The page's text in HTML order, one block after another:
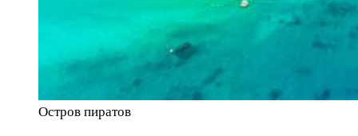
Остров пиратов